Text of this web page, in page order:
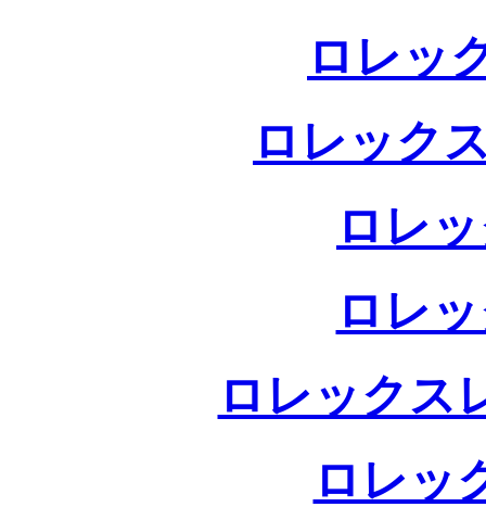
ロレッ
ロレック
ロレ
ロレ
ロレックス
ロレッ